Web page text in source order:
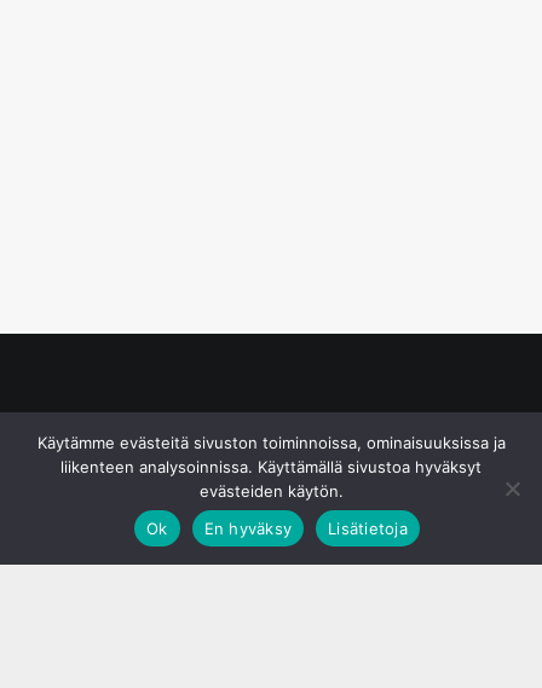
Käytämme evästeitä sivuston toiminnoissa, ominaisuuksissa ja
liikenteen analysoinnissa. Käyttämällä sivustoa hyväksyt
evästeiden käytön.
Ok
En hyväksy Lisätietoja